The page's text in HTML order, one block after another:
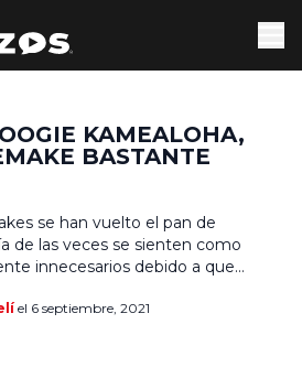
KAMEALOHA,
BASTANTE
se han vuelto el pan de
de las veces se sienten como
innecesarios debido a que
nos hemos
el 6 septiembre, 2021